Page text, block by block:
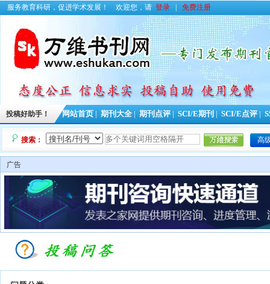
服务教育科研，促进学术发展！ 欢迎您，请 登录 免费注册
投稿好助手！ 网站首页 期刊大全 期刊点评 SCI/E期刊 SCI/E点评
搜索： 高
广告